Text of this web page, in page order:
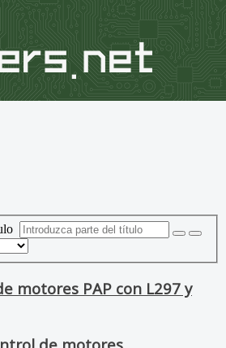
motores PAP con L297 y